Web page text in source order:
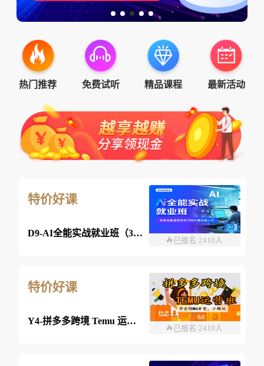
热门推荐 免费试听 精品课程 最新活动
特价好课
D9-AI全能实战就业班（360课时）
已报名:2410人
特价好课
Y4-拼多多跨境 Temu 运营班-26年08月08日（双师）
已报名:2410人